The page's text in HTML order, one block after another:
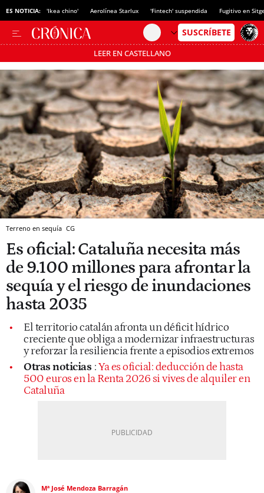
ES NOTICIA: 'Ikea chino' Aerolínea Starlux 'Fintech' suspendida Fugitivo en
LEER EN CASTELLANO
Pásate al MODO AHORRO
Terreno en sequía CG
Es oficial: Cataluña necesita más
de 9.100 millones para afrontar la
sequía y el riesgo de inundaciones
hasta 2035
El territorio catalán afronta un déficit hídrico
creciente que obliga a modernizar infraestructuras
y reforzar la resiliencia frente a episodios extremos
Otras noticias :Ya es oficial: deducción de hasta
500 euros en la Renta 2026 si vives de alquiler en
Cataluña
Mª José Mendoza Barragán